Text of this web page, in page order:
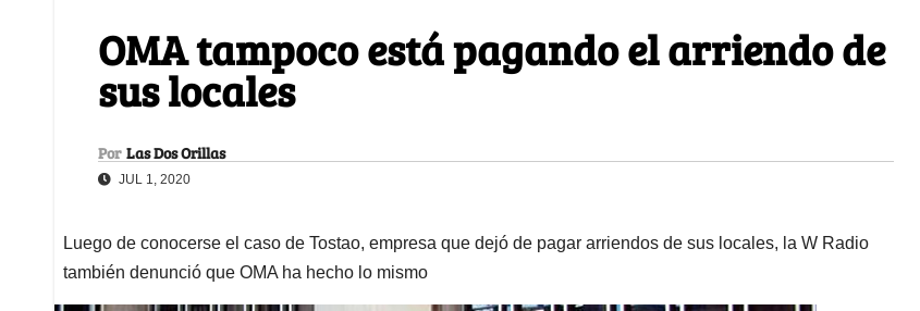
OMA tampoco está pagando el arriendo de
sus locales
Por Las Dos Orillas
JUL 1, 2020
Luego de conocerse el caso de Tostao, empresa que dejó de pagar arriendos de sus locales, la W Radio
también denunció que OMA ha hecho lo mismo